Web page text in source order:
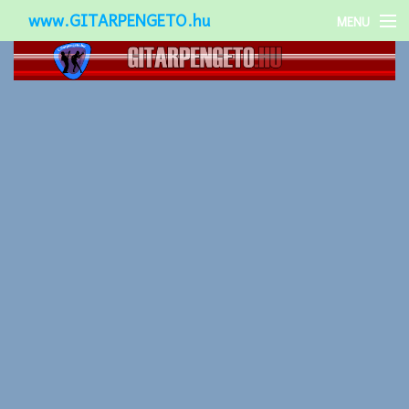
www.GITARPENGETO.hu MENU
Népszerű-